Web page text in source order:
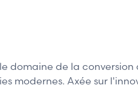
le domaine de la
modernes. Axée sur